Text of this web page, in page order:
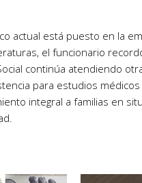
actual está puesto en la
el funcionario
continúa atendiendo
para estudios médicos
integral a familias en